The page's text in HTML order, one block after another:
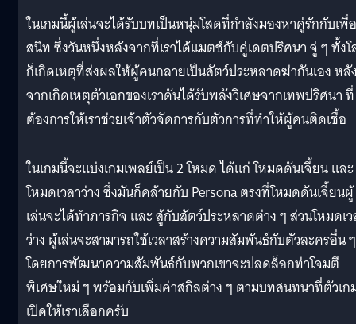
ในเกมนี้ผู้เล่นจะได้รับบทเป็นหนุ่มโสดที่กำลังมองหาคู่รักกับเพื่
สนิท ซึ่งวันหนึ่งหลังจากที่เราได้แมตช์กับคู่เดตปริศนา จู่ ๆ ทั้ง
ก็เกิดเหตุที่ส่งผลให้ผู้คนกลายเป็นสัตว์ประหลาดฆ่ากันเอง หลั
จากเกิดเหตุตัวเอกของเราดันได้รับพลังวิเศษจากเทพปริศนา ที่
ต้องการให้เราช่วยเจ้าตัวจัดการกับตัวการที่ทำให้ผู้คนติดเชื้อ
ในเกมนี้จะแบ่งเกมเพลย์เป็น 2 โหมด ได้แก่ โหมดดันเจี้ยน และ
โหมดเวลาว่าง ซึ่งมันก็คล้ายกับ Persona ตรงที่โหมดดันเจี้ยนผู้
เล่นจะได้ทำภารกิจ และ สู้กับสัตว์ประหลาดต่าง ๆ ส่วนโหมดเ
ว่าง ผู้เล่นจะสามารถใช้เวลาสร้างความสัมพันธ์กับตัวละครอื่น ๆ
โดยการพัฒนาความสัมพันธ์กับพวกเขาจะปลดล็อกท่าโจมตี
พิเศษใหม่ ๆ พร้อมกับเพิ่มค่าสกิลต่าง ๆ ตามบทสนทนาที่ตัวเก
เปิดให้เราเลือกครับ